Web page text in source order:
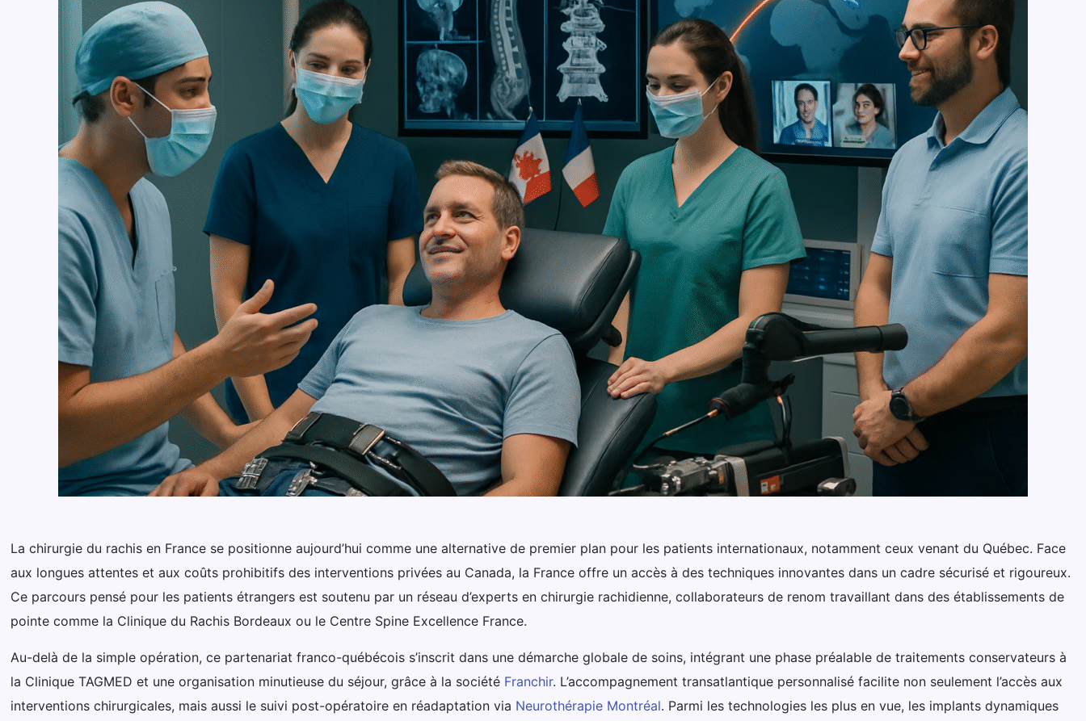
La chirurgie du rachis en France se positionne aujourd’hui comme une alternative de premier plan pour les patients internationaux, notamment ceux venant du Québec. Face
aux longues attentes et aux coûts prohibitifs des interventions privées au Canada, la France offre un accès à des techniques innovantes dans un cadre sécurisé et rigoureux.
Ce parcours pensé pour les patients étrangers est soutenu par un réseau d’experts en chirurgie rachidienne, collaborateurs de renom travaillant dans des établissements de
pointe comme la Clinique du Rachis Bordeaux ou le Centre Spine Excellence France.
Au-delà de la simple opération, ce partenariat franco-québécois s’inscrit dans une démarche globale de soins, intégrant une phase préalable de traitements conservateurs à
la Clinique TAGMED et une organisation minutieuse du séjour, grâce à la société Franchir. L’accompagnement transatlantique personnalisé facilite non seulement l’accès aux
interventions chirurgicales, mais aussi le suivi post-opératoire en réadaptation via Neurothérapie Montréal. Parmi les technologies les plus en vue, les implants dynamiques